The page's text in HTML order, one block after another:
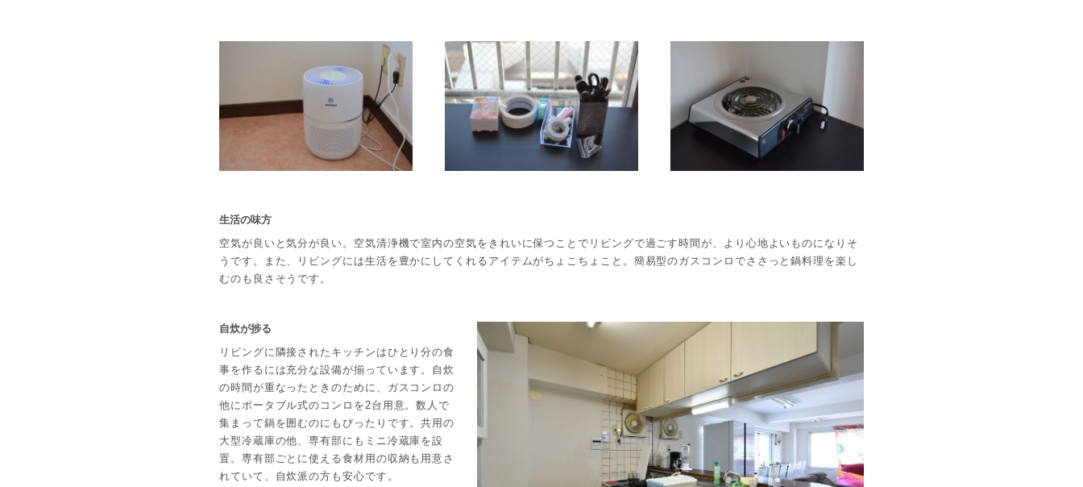
生活の味方
空気が良いと気分が良い。空気清浄機で室内の空気をきれいに保つことでリビングで過ごす時間が、より心地よいものになりそ
うです。また、リビングには生活を豊かにしてくれるアイテムがちょこちょこと。簡易型のガスコンロでささっと鍋料理を楽し
むのも良さそうです。
自炊が捗る
リビングに隣接されたキッチンはひとり分の食
事を作るには充分な設備が揃っています。自炊
の時間が重なったときのために、ガスコンロの
他にポータブル式のコンロを2台用意。数人で
集まって鍋を囲むのにもぴったりです。共用の
大型冷蔵庫の他、専有部にもミニ冷蔵庫を設
置。専有部ごとに使える食材用の収納も用意さ
れていて、自炊派の方も安心です。